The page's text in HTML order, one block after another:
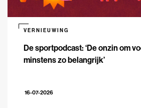
De sportpodcast: ‘De onzin om
minstens zo belangrijk’
VERNIEUWING
16-07-2026